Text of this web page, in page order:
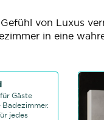
von Luxus
in eine
Gäste
jedes